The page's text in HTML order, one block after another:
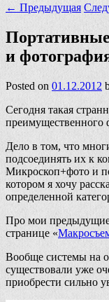
← Предыдущая
и
Posted on 01.12.2012
Сегодня такая
преимущественного
Дело в том, что
подсоединять их к
Микроскоп+фото и
котором я хочу
определенной
Про мои
странице «
Вообще системы на
существовали уже
приобрести сильно